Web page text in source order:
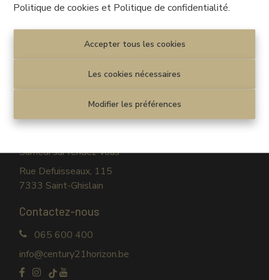
Politique de cookies et Politique de confidentialité.
Accepter tous les cookies
Les cookies nécessaires
Modifier les préférences
Disclaimer
Privacy statement
Cookie policy|Paramètres des cookies
© CENTURY 21 Horizon
Lundi au vendredi
Samedi sur rendez-vous
Rue Defuisseaux, 115
7333 Saint-Ghislain
Contactez-nous
065 600 400
info@century21horizon.be